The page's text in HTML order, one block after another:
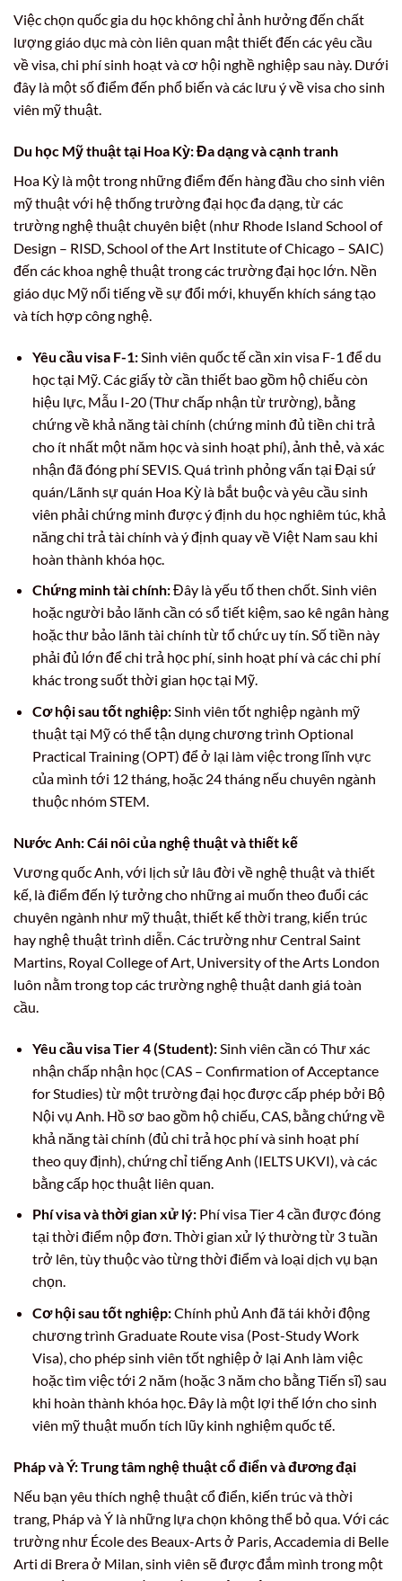
Việc chọn quốc gia du học không chỉ ảnh hưởng đến chất
lượng giáo dục mà còn liên quan mật thiết đến các yêu cầu
về visa, chi phí sinh hoạt và cơ hội nghề nghiệp sau này. Dưới
đây là một số điểm đến phổ biến và các lưu ý về visa cho sinh
viên mỹ thuật.
Du học Mỹ thuật tại Hoa Kỳ: Đa dạng và cạnh tranh
Hoa Kỳ là một trong những điểm đến hàng đầu cho sinh viên
mỹ thuật với hệ thống trường đại học đa dạng, từ các
trường nghệ thuật chuyên biệt (như Rhode Island School of
Design – RISD, School of the Art Institute of Chicago – SAIC)
đến các khoa nghệ thuật trong các trường đại học lớn. Nền
giáo dục Mỹ nổi tiếng về sự đổi mới, khuyến khích sáng tạo
và tích hợp công nghệ.
Yêu cầu visa F-1:Sinh viên quốc tế cần xin visa F-1 để du
học tại Mỹ. Các giấy tờ cần thiết bao gồm hộ chiếu còn
hiệu lực, Mẫu I-20 (Thư chấp nhận từ trường), bằng
chứng về khả năng tài chính (chứng minh đủ tiền chi trả
cho ít nhất một năm học và sinh hoạt phí), ảnh thẻ, và xác
nhận đã đóng phí SEVIS. Quá trình phỏng vấn tại Đại sứ
quán/Lãnh sự quán Hoa Kỳ là bắt buộc và yêu cầu sinh
viên phải chứng minh được ý định du học nghiêm túc, khả
năng chi trả tài chính và ý định quay về Việt Nam sau khi
hoàn thành khóa học.
Chứng minh tài chính:Đây là yếu tố then chốt. Sinh viên
hoặc người bảo lãnh cần có sổ tiết kiệm, sao kê ngân hàng
hoặc thư bảo lãnh tài chính từ tổ chức uy tín. Số tiền này
phải đủ lớn để chi trả học phí, sinh hoạt phí và các chi phí
khác trong suốt thời gian học tại Mỹ.
Cơ hội sau tốt nghiệp:Sinh viên tốt nghiệp ngành mỹ
thuật tại Mỹ có thể tận dụng chương trình Optional
Practical Training (OPT) để ở lại làm việc trong lĩnh vực
của mình tới 12 tháng, hoặc 24 tháng nếu chuyên ngành
thuộc nhóm STEM.
Nước Anh: Cái nôi của nghệ thuật và thiết kế
Vương quốc Anh, với lịch sử lâu đời về nghệ thuật và thiết
kế, là điểm đến lý tưởng cho những ai muốn theo đuổi các
chuyên ngành như mỹ thuật, thiết kế thời trang, kiến trúc
hay nghệ thuật trình diễn. Các trường như Central Saint
Martins, Royal College of Art, University of the Arts London
luôn nằm trong top các trường nghệ thuật danh giá toàn
cầu.
Yêu cầu visa Tier 4 (Student):Sinh viên cần có Thư xác
nhận chấp nhận học (CAS – Confirmation of Acceptance
for Studies) từ một trường đại học được cấp phép bởi Bộ
Nội vụ Anh. Hồ sơ bao gồm hộ chiếu, CAS, bằng chứng về
khả năng tài chính (đủ chi trả học phí và sinh hoạt phí
theo quy định), chứng chỉ tiếng Anh (IELTS UKVI), và các
bằng cấp học thuật liên quan.
Phí visa và thời gian xử lý:Phí visa Tier 4 cần được đóng
tại thời điểm nộp đơn. Thời gian xử lý thường từ 3 tuần
trở lên, tùy thuộc vào từng thời điểm và loại dịch vụ bạn
chọn.
Cơ hội sau tốt nghiệp:Chính phủ Anh đã tái khởi động
chương trình Graduate Route visa (Post-Study Work
Visa), cho phép sinh viên tốt nghiệp ở lại Anh làm việc
hoặc tìm việc tới 2 năm (hoặc 3 năm cho bằng Tiến sĩ) sau
khi hoàn thành khóa học. Đây là một lợi thế lớn cho sinh
viên mỹ thuật muốn tích lũy kinh nghiệm quốc tế.
Pháp và Ý: Trung tâm nghệ thuật cổ điển và đương đại
Nếu bạn yêu thích nghệ thuật cổ điển, kiến trúc và thời
trang, Pháp và Ý là những lựa chọn không thể bỏ qua. Với các
trường như École des Beaux-Arts ở Paris, Accademia di Belle
Arti di Brera ở Milan, sinh viên sẽ được đắm mình trong một